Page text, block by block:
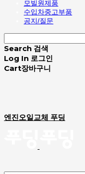
모빌원제품
수입차중고부품
공지/질문
Search 검색
Log In 로그인
Cart장바구니
엔진오일교체 푸딩